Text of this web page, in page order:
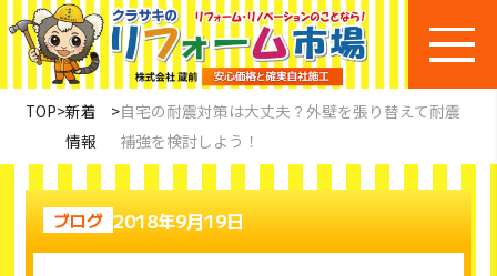
TOP>新着
情報
>自宅の耐震対策は大丈夫？外壁を張り替えて耐震
補強を検討しよう！
ブログ 2018年9月19日